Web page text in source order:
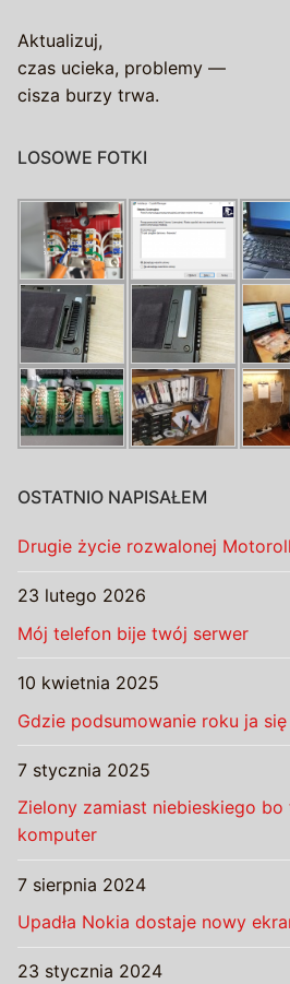
Aktualizuj,
czas ucieka, problemy —
cisza burzy trwa.
LOSOWE FOTKI
OSTATNIO NAPISAŁEM
Drugie życie rozwalonej
23 lutego 2026
Mój telefon bije twój serwer
10 kwietnia 2025
Gdzie podsumowanie roku ja
7 stycznia 2025
Zielony zamiast niebieskiego
komputer
7 sierpnia 2024
Upadła Nokia dostaje nowy
23 stycznia 2024